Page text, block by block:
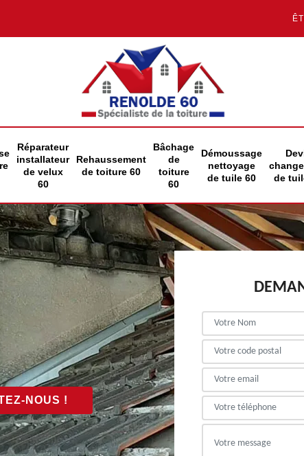
Réparateur
installateur
de velux
60
Rehaussement
de toiture 60
Bâchage
de
toiture
60
Démoussage
nettoyage
de tuile 60
de
NOUS !